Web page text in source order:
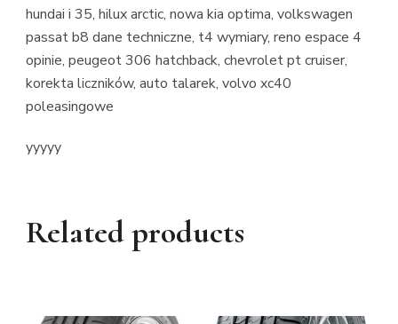
hundai i 35, hilux arctic, nowa kia optima, volkswagen
passat b8 dane techniczne, t4 wymiary, reno espace 4
opinie, peugeot 306 hatchback, chevrolet pt cruiser,
korekta liczników, auto talarek, volvo xc40
poleasingowe
yyyyy
Related products